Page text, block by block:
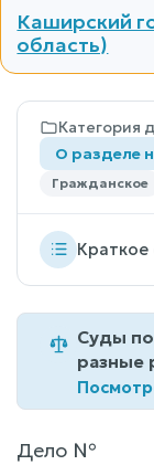
Каширский
область)
Категория
О разделе
Гражданское
Суды
разные
Дело №